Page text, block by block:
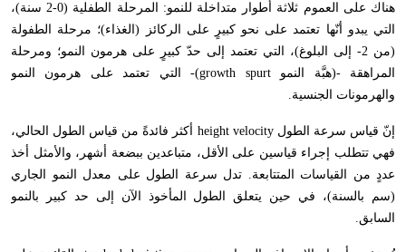
هناك على العموم ثلاثة أطوار متداخلة للنمو: المرحلة الطفلية (0-2 سنة)،
التي يبدو أنّها تعتمد على نحو كبيرٍ على الركائز (الغذاء)؛ مرحلة الطفولة
(من 2- إلى البلوغ)، التي تعتمد إلى حدّ كبيرٍ على هرمون النمو؛ ومرحلة
المراهقة -(هبَّة النموgrowth spurt)- التي تعتمد على هرمون النمو
والهرمونات الجنسية.
إنّ قياس سرعة الطولheight velocity أكثر فائدةً من قياس الطول الحالي،
فهي تتطلب إجراء قياسين على الأقل، متباعدين ببضعة أشهر، والأمثل أخذ
عددٍ من القياسات المتتابعة. تدل سرعة الطول على معدل النمو الجاري
(سم بالسنة)، في حين يتعلق الطول المأخوذ الآن إلى حد كبير بالنمو
السابق.